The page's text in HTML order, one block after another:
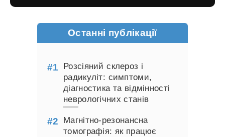
Останні публікації
Розсіяний склероз і
радикуліт: симптоми,
діагностика та відмінності
неврологічних станів
Магнітно-резонансна
томографія: як працює